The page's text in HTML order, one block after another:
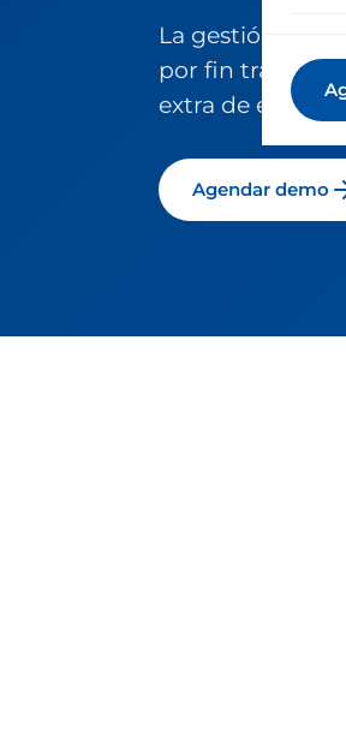
La gestión de
por fin
extra de
Agendar demo